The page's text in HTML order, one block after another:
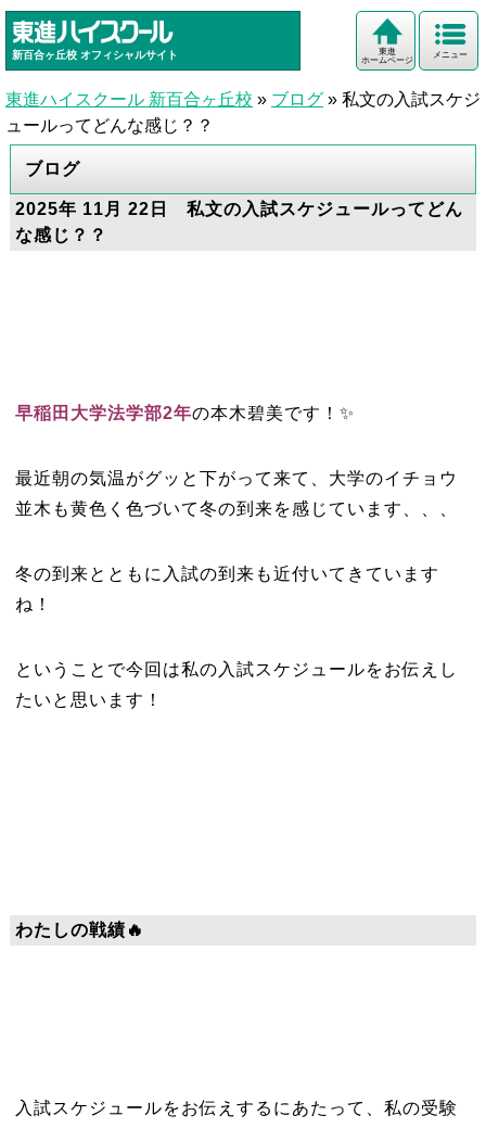
新百合ヶ丘校 オフィシャルサイト メニュー
東進
ホームページ
東進ハイスクール 新百合ヶ丘校 » ブログ » 私文の入試スケジ
ュールってどんな感じ？？
ブログ
2025年 11月 22日 私文の入試スケジュールってどん
な感じ？？
早稲田大学法学部2年の本木碧美です！✨
最近朝の気温がグッと下がって来て、大学のイチョウ
並木も黄色く色づいて冬の到来を感じています、、、
冬の到来とともに入試の到来も近付いてきています
ね！
ということで今回は私の入試スケジュールをお伝えし
たいと思います！
わたしの戦績🔥
入試スケジュールをお伝えするにあたって、私の受験